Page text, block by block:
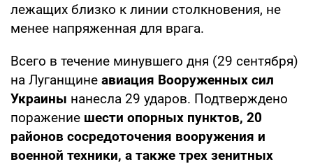
лежащих близко к линии столкновения, не
менее напряженная для врага.
Всего в течение минувшего дня (29 сентября)
на Луганщине авиация Вооруженных сил
Украины нанесла 29 ударов. Подтверждено
поражение шести опорных пунктов, 20
районов сосредоточения вооружения и
военной техники, а также трех зенитных